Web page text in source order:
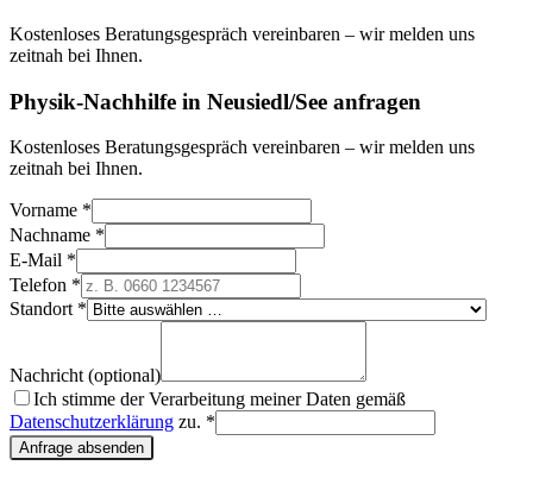
Kostenloses Beratungsgespräch vereinbaren – wir melden uns
zeitnah bei Ihnen.
Physik-Nachhilfe in Neusiedl/See anfragen
Kostenloses Beratungsgespräch vereinbaren – wir melden uns
zeitnah bei Ihnen.
Vorname *
Nachname *
E-Mail *
Telefon *
Standort *
Nachricht (optional)
Ich stimme der Verarbeitung meiner Daten gemäß
Datenschutzerklärung zu. *
Anfrage absenden